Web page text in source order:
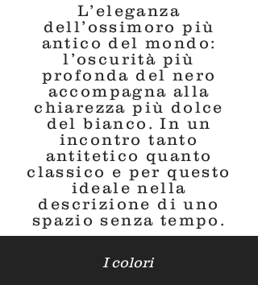
L’eleganza
dell’ossimoro più
antico del mondo:
l’oscurità più
profonda del nero
accompagna alla
chiarezza più dolce
del bianco. In un
incontro tanto
antitetico quanto
classico e per questo
ideale nella
descrizione di uno
spazio senza tempo.
I colori